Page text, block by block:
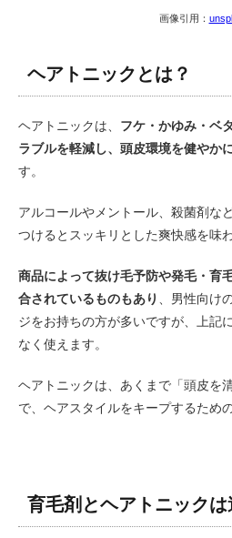
画像引用：
ヘアトニックとは？
ヘアトニックは、 フケ・かゆみ・ベ
ラブルを軽減し、頭皮環境を健やか
す。
アルコールやメントール、殺菌剤な
つけるとスッキリとした爽快感を味
商品によって抜け毛予防や発毛・育
合されているものもあり
、男性向け
ジをお持ちの方が多いですが、上記
なく使えます。
ヘアトニックは、あくまで「頭皮を
で、ヘアスタイルをキープするため
育毛剤とヘアトニックは